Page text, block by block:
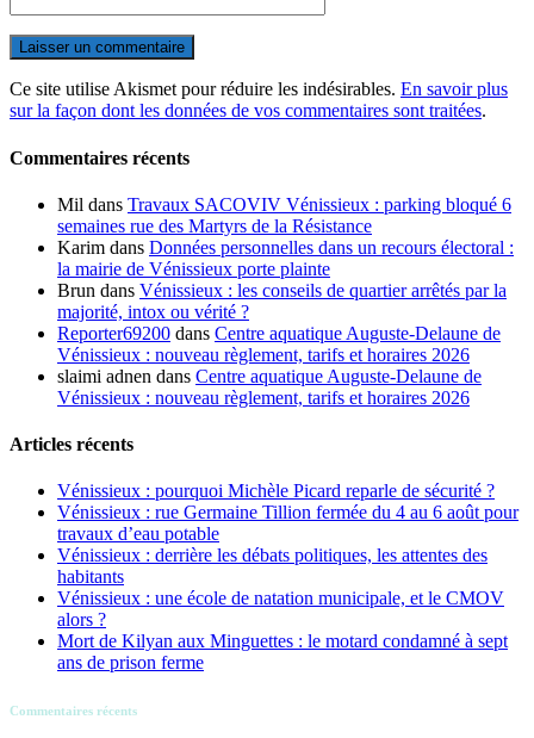
Ce site utilise Akismet pour réduire les indésirables. En savoir plus
sur la façon dont les données de vos commentaires sont traitées.
Commentaires récents
Mil dans Travaux SACOVIV Vénissieux : parking bloqué 6
semaines rue des Martyrs de la Résistance
Karim dans Données personnelles dans un recours électoral :
la mairie de Vénissieux porte plainte
Brun dans Vénissieux : les conseils de quartier arrêtés par la
majorité, intox ou vérité ?
Reporter69200 dans Centre aquatique Auguste-Delaune de
Vénissieux : nouveau règlement, tarifs et horaires 2026
slaimi adnen dans Centre aquatique Auguste-Delaune de
Vénissieux : nouveau règlement, tarifs et horaires 2026
Articles récents
Vénissieux : pourquoi Michèle Picard reparle de sécurité ?
Vénissieux : rue Germaine Tillion fermée du 4 au 6 août pour
travaux d’eau potable
Vénissieux : derrière les débats politiques, les attentes des
habitants
Vénissieux : une école de natation municipale, et le CMOV
alors ?
Mort de Kilyan aux Minguettes : le motard condamné à sept
ans de prison ferme
Commentaires récents